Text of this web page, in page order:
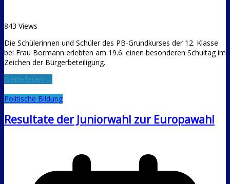
843 Views
Die Schülerinnen und Schüler des PB-Grundkurses der 12. Klasse
bei Frau Bormann erlebten am 19.6. einen besonderen Schultag im
Zeichen der Bürgerbeteiligung.
Weiterlesen →
Politische Bildung
Resultate der Juniorwahl zur Europawahl